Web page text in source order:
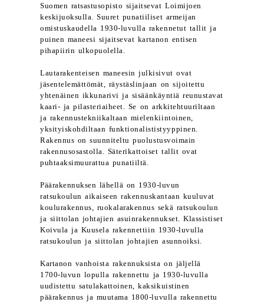
Suomen ratsastusopisto sijaitsevat Loimijoen
keskijuoksulla. Suuret punatiiliset armeijan
omistuskaudella 1930-luvulla rakennetut tallit ja
puinen maneesi sijaitsevat kartanon entisen
pihapiirin ulkopuolella.
Lautarakenteisen maneesin julkisivut ovat
jäsentelemättömät, räystäslinjaan on sijoitettu
yhtenäinen ikkunarivi ja sisäänkäyntiä reunustavat
kaari- ja pilasteriaiheet. Se on arkkitehtuuriltaan
ja rakennustekniikaltaan mielenkiintoinen,
yksityiskohdiltaan funktionalististyyppinen.
Rakennus on suunniteltu puolustusvoimain
rakennusosastolla. Säterikattoiset tallit ovat
puhtaaksimuurattua punatiiltä.
Päärakennuksen lähellä on 1930-luvun
ratsukoulun aikaiseen rakennuskantaan kuuluvat
koulurakennus, ruokalarakennus sekä ratsukoulun
ja siittolan johtajien asuinrakennukset. Klassistiset
Koivula ja Kuusela rakennettiin 1930-luvulla
ratsukoulun ja siittolan johtajien asunnoiksi.
Kartanon vanhoista rakennuksista on jäljellä
1700-luvun lopulla rakennettu ja 1930-luvulla
uudistettu satulakattoinen, kaksikuistinen
päärakennus ja muutama 1800-luvulla rakennettu